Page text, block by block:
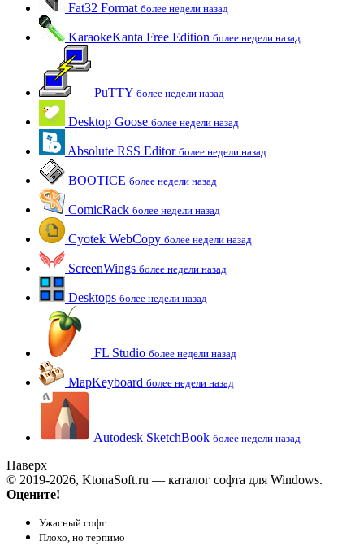
Fat32 Format более недели назад
KaraokeKanta Free Edition более недели назад
PuTTY более недели назад
Desktop Goose более недели назад
Absolute RSS Editor более недели назад
BOOTICE более недели назад
ComicRack более недели назад
Cyotek WebCopy более недели назад
ScreenWings более недели назад
Desktops более недели назад
FL Studio более недели назад
MapKeyboard более недели назад
Autodesk SketchBook более недели назад
Наверх
© 2019-2026, KtonaSoft.ru — каталог софта для Windows.
Оцените!
Ужасный софт
Плохо, но терпимо